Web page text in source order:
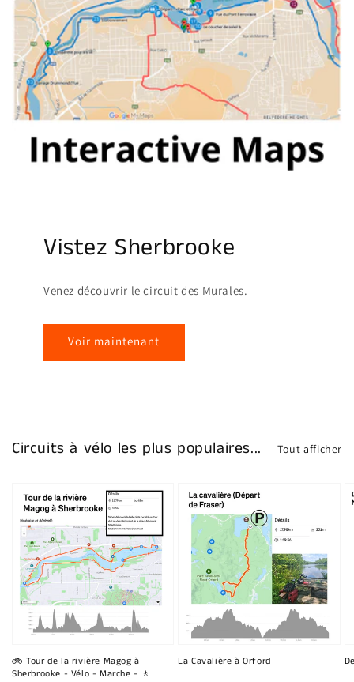
Vistez Sherbrooke
Venez découvrir le circuit des Murales.
Voir maintenant
Circuits à vélo les plus populaires... Tout afficher
🚲 Tour de la rivière Magog à
Sherbrooke - Vélo - Marche - 🚶
La Cavalière à Orford